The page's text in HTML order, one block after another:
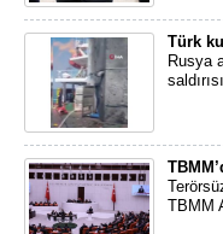
Türk
Rusya
saldırısı
TBMM